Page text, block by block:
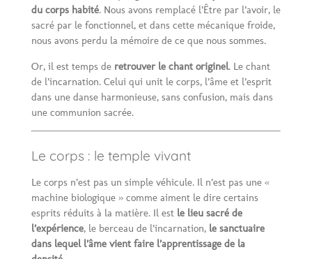
du corps habité. Nous avons remplacé l’Être par l’avoir, le
sacré par le fonctionnel, et dans cette mécanique froide,
nous avons perdu la mémoire de ce que nous sommes.
Or, il est temps de retrouver le chant originel. Le chant
de l’incarnation. Celui qui unit le corps, l’âme et l’esprit
dans une danse harmonieuse, sans confusion, mais dans
une communion sacrée.
Le corps : le temple vivant
Le corps n’est pas un simple véhicule. Il n’est pas une «
machine biologique » comme aiment le dire certains
esprits réduits à la matière. Il est le lieu sacré de
l’expérience, le berceau de l’incarnation, le sanctuaire
dans lequel l’âme vient faire l’apprentissage de la